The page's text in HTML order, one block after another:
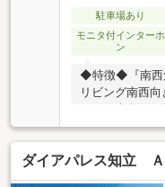
駐車場あり
モニタ付インターホ
ン
◆特徴◆『南西
リビング南西
で洗濯物のス
◆『2026年8月
トイレ■内装：
え、室内クリ
ダイアパレス知立